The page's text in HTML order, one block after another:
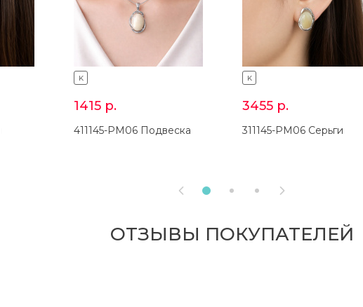
K
1415 р.
411145-PM06 Подвеска
K
3455 р.
311145-PM06 Серьги
 
ОТЗЫВЫ ПОКУПАТЕЛЕЙ